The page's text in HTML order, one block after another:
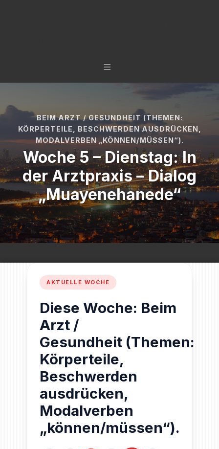
BEIM ARZT / GESUNDHEIT (THEMEN:
KÖRPERTEILE, BESCHWERDEN AUSDRÜCKEN,
MODALVERBEN „KÖNNEN/MÜSSEN“).
Woche 5 – Dienstag: In
der Arztpraxis – Dialog
„Muayenehanede“
Diese Woche: Beim
Arzt /
Gesundheit (Themen:
Körperteile,
Beschwerden
ausdrücken,
Modalverben
„können/müssen“).